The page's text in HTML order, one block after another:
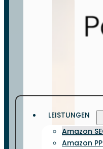
LEISTUNGEN
Amazon
Amazon